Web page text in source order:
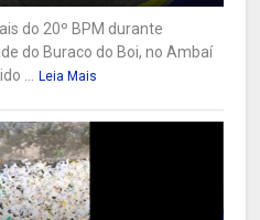
do 20º BPM durante
do Buraco do Boi, no Ambaí
...
Leia Mais